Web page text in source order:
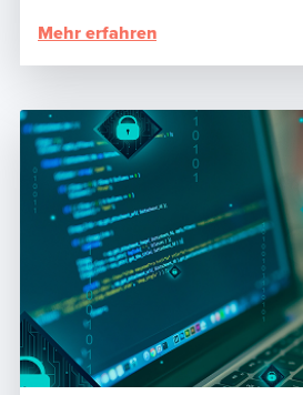
Mehr erfahren